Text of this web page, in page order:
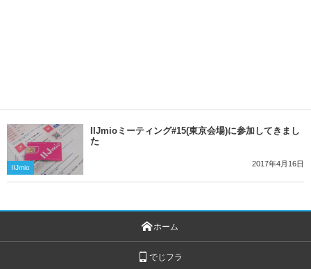
IIJmio
IIJmioミーティング#15(東京会場)に参加してきまし
た
2017年4月16日
ホーム
でじフラ